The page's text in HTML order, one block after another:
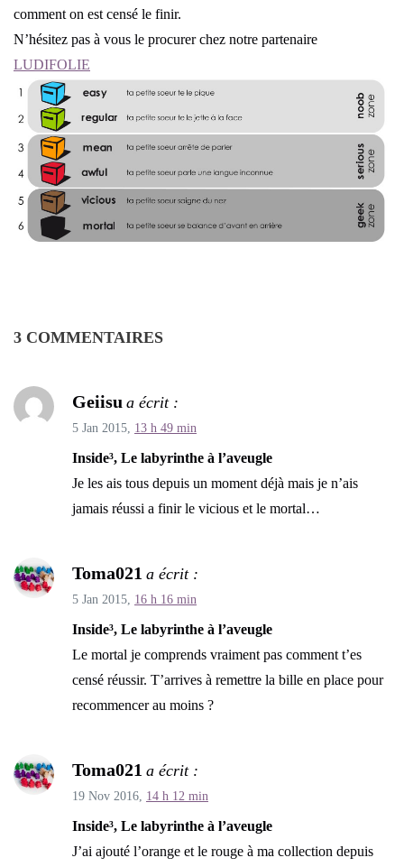
comment on est censé le finir.
N’hésitez pas à vous le procurer chez notre partenaire
LUDIFOLIE
3 COMMENTAIRES
Geiisu a écrit :
5 Jan 2015, 13 h 49 min
Inside³, Le labyrinthe à l’aveugle
Je les ais tous depuis un moment déjà mais je n’ais
jamais réussi a finir le vicious et le mortal…
Toma021 a écrit :
5 Jan 2015, 16 h 16 min
Inside³, Le labyrinthe à l’aveugle
Le mortal je comprends vraiment pas comment t’es
censé réussir. T’arrives à remettre la bille en place pour
recommencer au moins ?
Toma021 a écrit :
19 Nov 2016, 14 h 12 min
Inside³, Le labyrinthe à l’aveugle
J’ai ajouté l’orange et le rouge à ma collection depuis